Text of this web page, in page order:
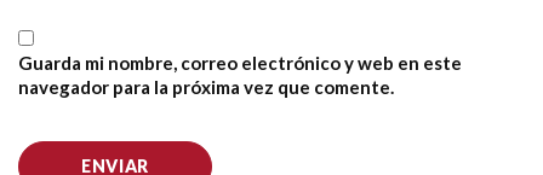
Guarda mi nombre, correo electrónico y web en este
navegador para la próxima vez que comente.